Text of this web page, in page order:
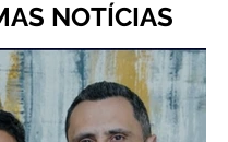
NOTÍCIAS